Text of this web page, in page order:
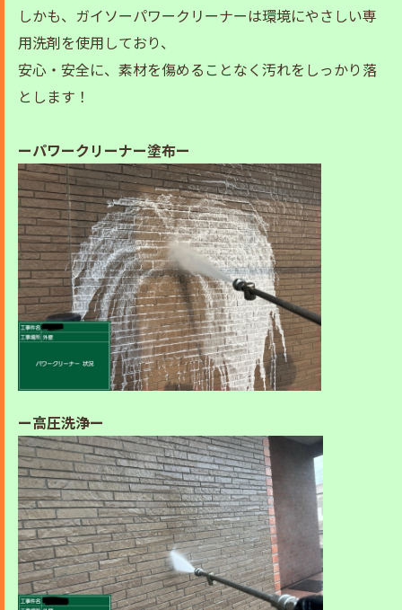
しかも、ガイソーパワークリーナーは環境にやさしい専
用洗剤を使用しており、
安心・安全に、素材を傷めることなく汚れをしっかり落
とします！
ーパワークリーナー塗布ー
ー高圧洗浄ー